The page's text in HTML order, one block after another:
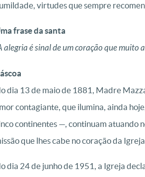
virtudes que sempre
frase da santa
alegria é sinal de um coração que muito
dia 13 de maio de 1881, Madre
contagiante, que ilumina, ainda
continentes —, continuam atuando
que lhes cabe no coração da
dia 24 de junho de 1951, a Igreja